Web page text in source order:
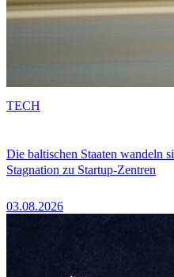
Die baltischen Staaten wandeln
Stagnation zu Startup-Zentren
03.08.2026
TECH